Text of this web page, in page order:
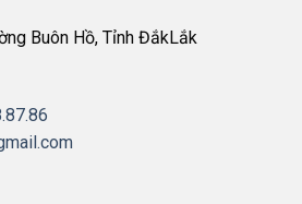
Buôn Hồ, Tỉnh ĐắkLắk